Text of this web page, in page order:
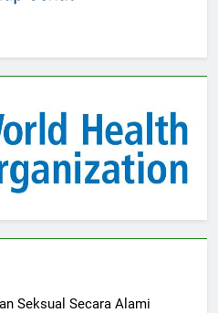
Seksual Secara Alami